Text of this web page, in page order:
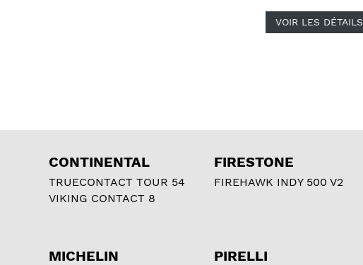
VOIR LES DÉTAILS
CONTINENTAL
TRUECONTACT TOUR 54
VIKING CONTACT 8
FIRESTONE
FIREHAWK INDY 500 V2
MICHELIN PIRELLI